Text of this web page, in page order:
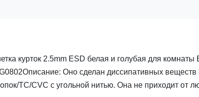
курток 2.5mm ESD белая и голубая для комнаты
Оно сделан диссипативных веществ
TC/CVC с угольной нитью. Она не приходит от